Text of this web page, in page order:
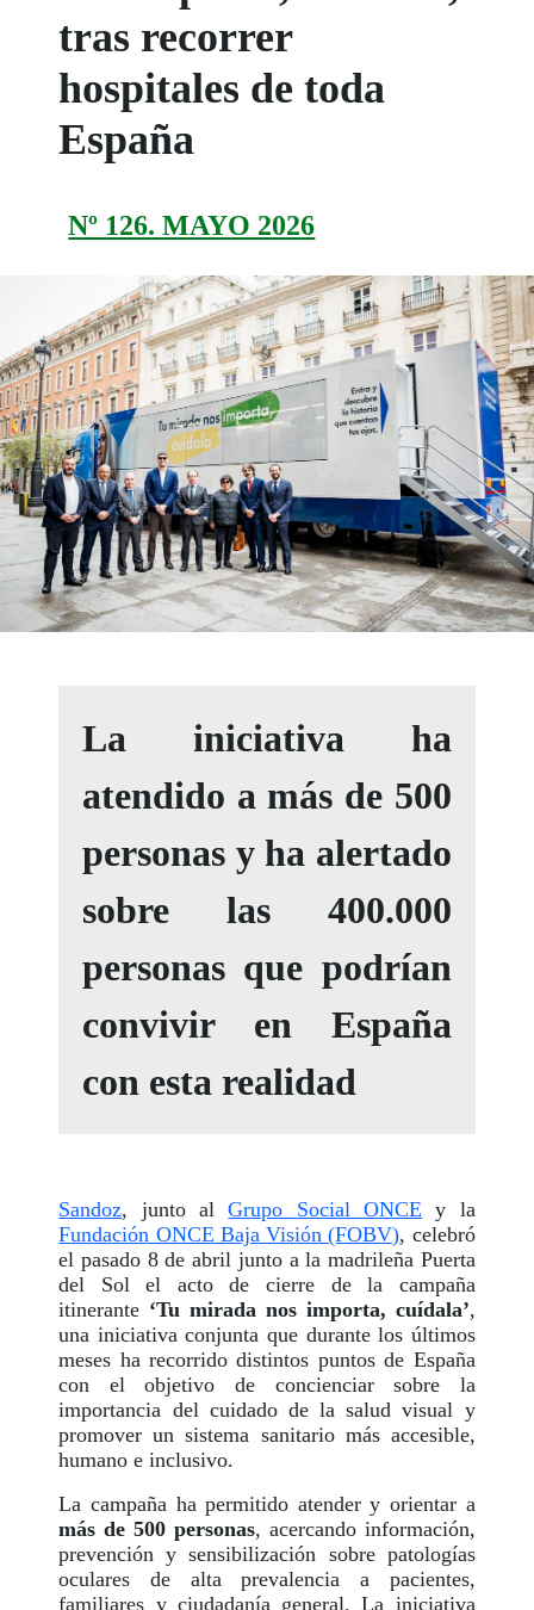
tras recorrer
hospitales de toda
España
Nº 126. MAYO 2026
La iniciativa ha
atendido a más de 500
personas y ha alertado
sobre las 400.000
personas que podrían
convivir en España
con esta realidad
Sandoz, junto alGrupo Social ONCE y la
Fundación ONCE Baja Visión (FOBV), celebró
el pasado 8 de abril junto a la madrileña Puerta
del Sol el acto de cierre de la campaña
itinerante ‘Tu mirada nos importa, cuídala’,
una iniciativa conjunta que durante los últimos
meses ha recorrido distintos puntos de España
con el objetivo de concienciar sobre la
importancia del cuidado de la salud visual y
promover un sistema sanitario más accesible,
humano e inclusivo.
La campaña ha permitido atender y orientar a
más de 500 personas, acercando información,
prevención y sensibilización sobre patologías
oculares de alta prevalencia a pacientes,
familiares y ciudadanía general. La iniciativa